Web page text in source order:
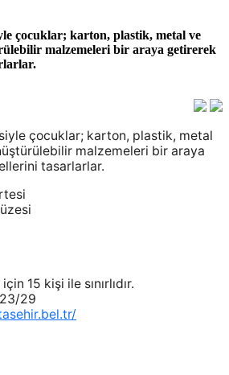
çocuklar; karton, plastik, metal ve
malzemeleri bir araya getirerek
çocuklar; karton, plastik, metal
malzemeleri bir araya
tasarlarlar.
15 kişi ile sınırlıdır.
29